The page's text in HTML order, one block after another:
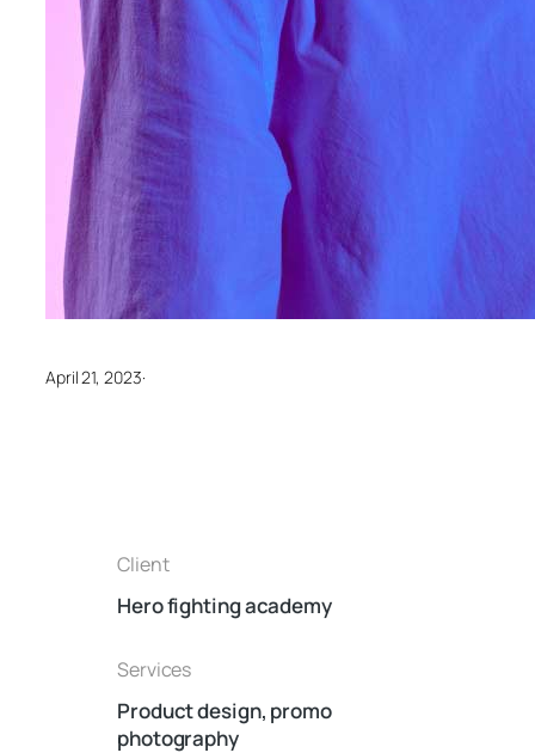
April 21, 2023·
Client
Hero fighting academy
Services
Product design, promo
photography